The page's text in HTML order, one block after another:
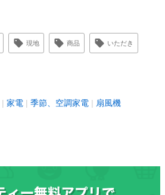
現地 商品 いただき
家電 季節、空調家電 扇風機